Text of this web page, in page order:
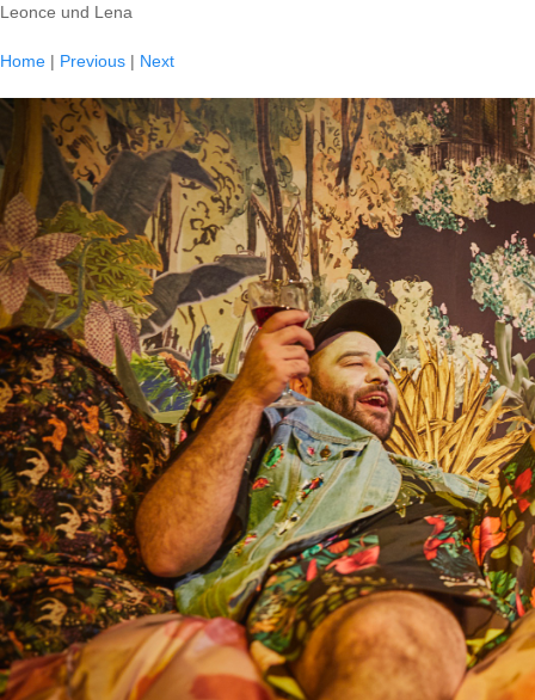
Leonce und Lena
Home | Previous | Next